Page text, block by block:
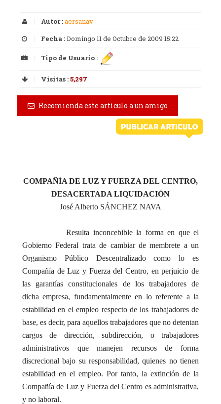
Autor :aersanav
Fecha :Domingo 11 de Octubre de 2009 15:22
Tipo de Usuario :
Visitas :5,297
Recomienda este artículo a un amigo
COMPAÑÍA DE LUZ Y FUERZA DEL CENTRO,
DESACERTADA LIQUIDACIÓN
José Alberto SÁNCHEZ NAVA
Resulta inconcebible la forma en que el
Gobierno Federal trata de cambiar de membrete a un
Organismo Público Descentralizado como lo es
Compañía de Luz y Fuerza del Centro, en perjuicio de
las garantías constitucionales de los trabajadores de
dicha empresa, fundamentalmente en lo referente a la
estabilidad en el empleo respecto de los trabajadores de
base, es decir, para aquellos trabajadores que no detentan
cargos de dirección, subdirección, o trabajadores
administrativos que manejen recursos de forma
discrecional bajo su responsabilidad, quienes no tienen
estabilidad en el empleo. Por tanto, la extinción de la
Compañía de Luz y Fuerza del Centro es administrativa,
y no laboral.